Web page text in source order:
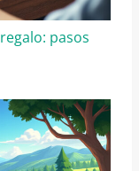
pasos